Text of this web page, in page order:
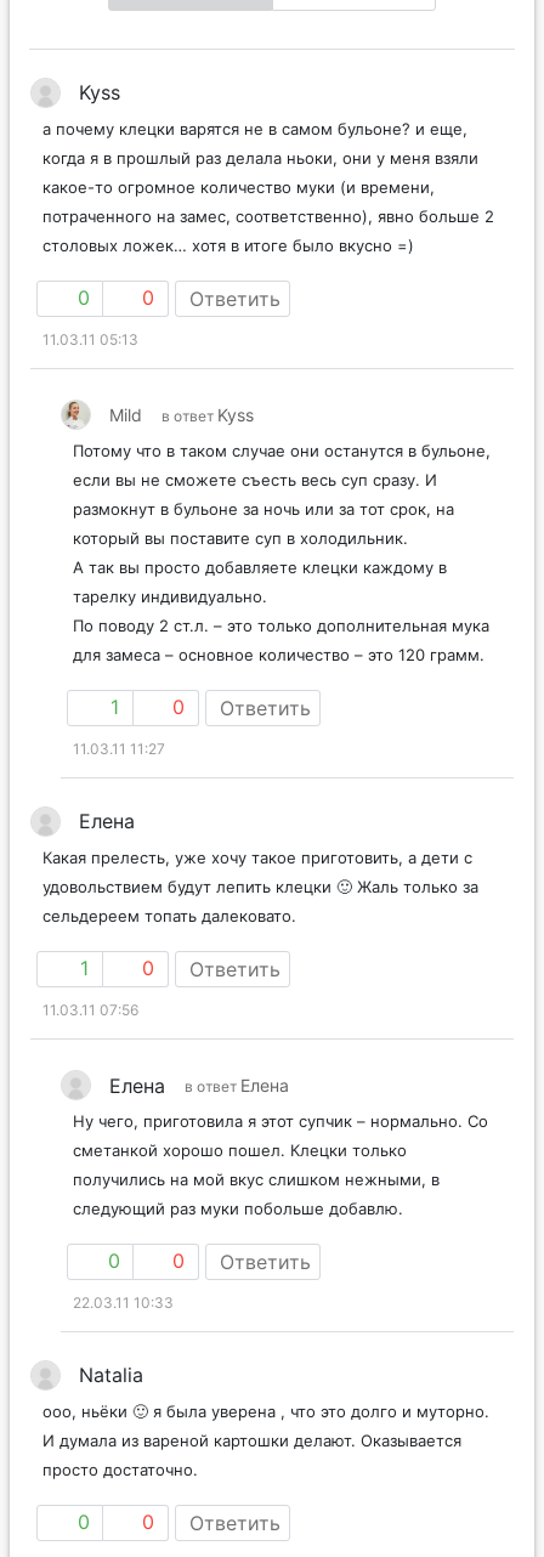
Kyss
а почему клецки варятся не в самом бульоне? и еще,
когда я в прошлый раз делала ньоки, они у меня взяли
какое-то огромное количество муки (и времени,
потраченного на замес, соответственно), явно больше 2
столовых ложек… хотя в итоге было вкусно =)
0 0 Ответить
11.03.11 05:13
Mild в ответ Kyss
Потому что в таком случае они останутся в бульоне,
если вы не сможете съесть весь суп сразу. И
размокнут в бульоне за ночь или за тот срок, на
который вы поставите суп в холодильник.
А так вы просто добавляете клецки каждому в
тарелку индивидуально.
По поводу 2 ст.л. – это только дополнительная мука
для замеса – основное количество – это 120 грамм.
1 0 Ответить
11.03.11 11:27
Елена
Какая прелесть, уже хочу такое приготовить, а дети с
удовольствием будут лепить клецки 🙂 Жаль только за
сельдереем топать далековато.
1 0 Ответить
11.03.11 07:56
Елена в ответ Елена
Ну чего, приготовила я этот супчик – нормально. Со
сметанкой хорошо пошел. Клецки только
получились на мой вкус слишком нежными, в
следующий раз муки побольше добавлю.
0 0 Ответить
22.03.11 10:33
Natalia
ооо, ньёки 🙂 я была уверена , что это долго и муторно.
И думала из вареной картошки делают. Оказывается
просто достаточно.
0 0 Ответить